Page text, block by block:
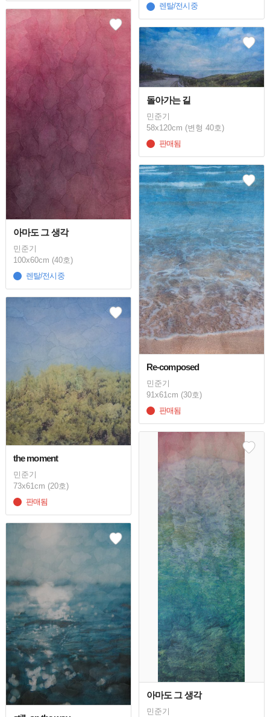
렌탈/전시중
아마도 그 생각
민준기
100x60cm (40호)
렌탈/전시중
돌아가는 길
민준기
58x120cm (변형 40호)
판매됨
Re-composed
민준기
91x61cm (30호)
판매됨
the moment
민준기
73x61cm (20호)
판매됨
아마도 그 생각
민준기